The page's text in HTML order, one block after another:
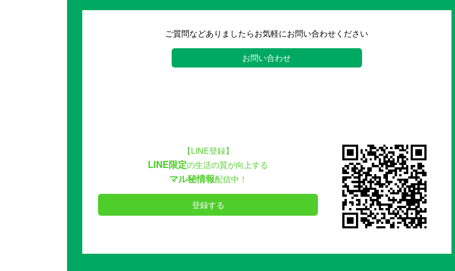
ご質問などありましたらお気軽にお問い合わせください
お問い合わせ
【LINE登録】
LINE限定の生活の質が向上する
マル秘情報配信中！
登録する